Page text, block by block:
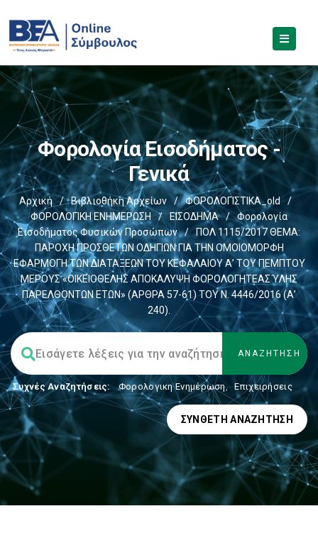
Φορολογία Εισοδήματος -
Γενικά
Αρχική / Βιβλιοθήκη Αρχείων / ΦΟΡΟΛΟΓΙΣΤΙΚΑ_old
/
ΦΟΡΟΛΟΓΙΚΗ ΕΝΗΜΕΡΩΣΗ
/ ΕΙΣΟΔΗΜΑ /
Φορολογία
Εισοδήματος Φυσικών Προσώπων
/
ΠΟΛ 1115/2017 ΘΕΜΑ:
ΠΑΡΟΧΗ ΠΡΟΣΘΕΤΩΝ ΟΔΗΓΙΩΝ ΓΙΑ ΤΗΝ ΟΜΟΙΟΜΟΡΦΗ
ΕΦΑΡΜΟΓΗ ΤΩΝ ΔΙΑΤΑΞΕΩΝ ΤΟΥ ΚΕΦΑΛΑΙΟΥ Α’ ΤΟΥ ΠΕΜΠΤΟΥ
ΜΕΡΟΥΣ «ΟΙΚΕΙΟΘΕΛΗΣ ΑΠΟΚΑΛΥΨΗ ΦΟΡΟΛΟΓΗΤΕΑΣ ΎΛΗΣ
ΠΑΡΕΛΘΟΝΤΩΝ ΕΤΩΝ» (ΑΡΘΡΑ 57-61) ΤΟΥ Ν. 4446/2016 (Α’
240).
Συχνές Αναζητήσεις: Φορολογικη Ενημέρωση, Επιχειρήσεις
ΣΎΝΘΕΤΗ ΑΝΑΖΉΤΗΣΗ